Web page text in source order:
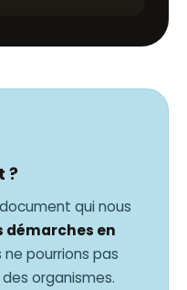
?
qui nous
démarches en
ne pourrions pas
organismes.